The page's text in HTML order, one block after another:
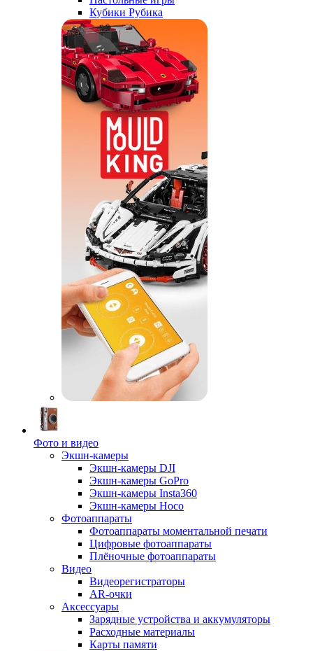
Кубики Рубика
Фото и видео
Экшн-камеры
Экшн-камеры DJI
Экшн-камеры GoPro
Экшн-камеры Insta360
Экшн-камеры Hoco
Фотоаппараты
Фотоаппараты моментальной печати
Цифровые фотоаппараты
Плёночные фотоаппараты
Видео
Видеорегистраторы
AR-очки
Аксессуары
Зарядные устройства и аккумуляторы
Расходные материалы
Карты памяти